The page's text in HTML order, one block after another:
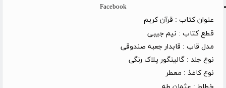
Facebook
عنوان کتاب : قرآن کریم
قطع کتاب : نیم جیبی
مدل قاب : قابدار جعبه صندوقی
نوع جلد : گالینگور پلاک رنگی
نوع کاغذ : معطر